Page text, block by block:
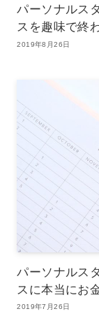
パーソナルス
スを趣味で終
2019年8月26日
パーソナルス
スに本当にお
2019年7月26日